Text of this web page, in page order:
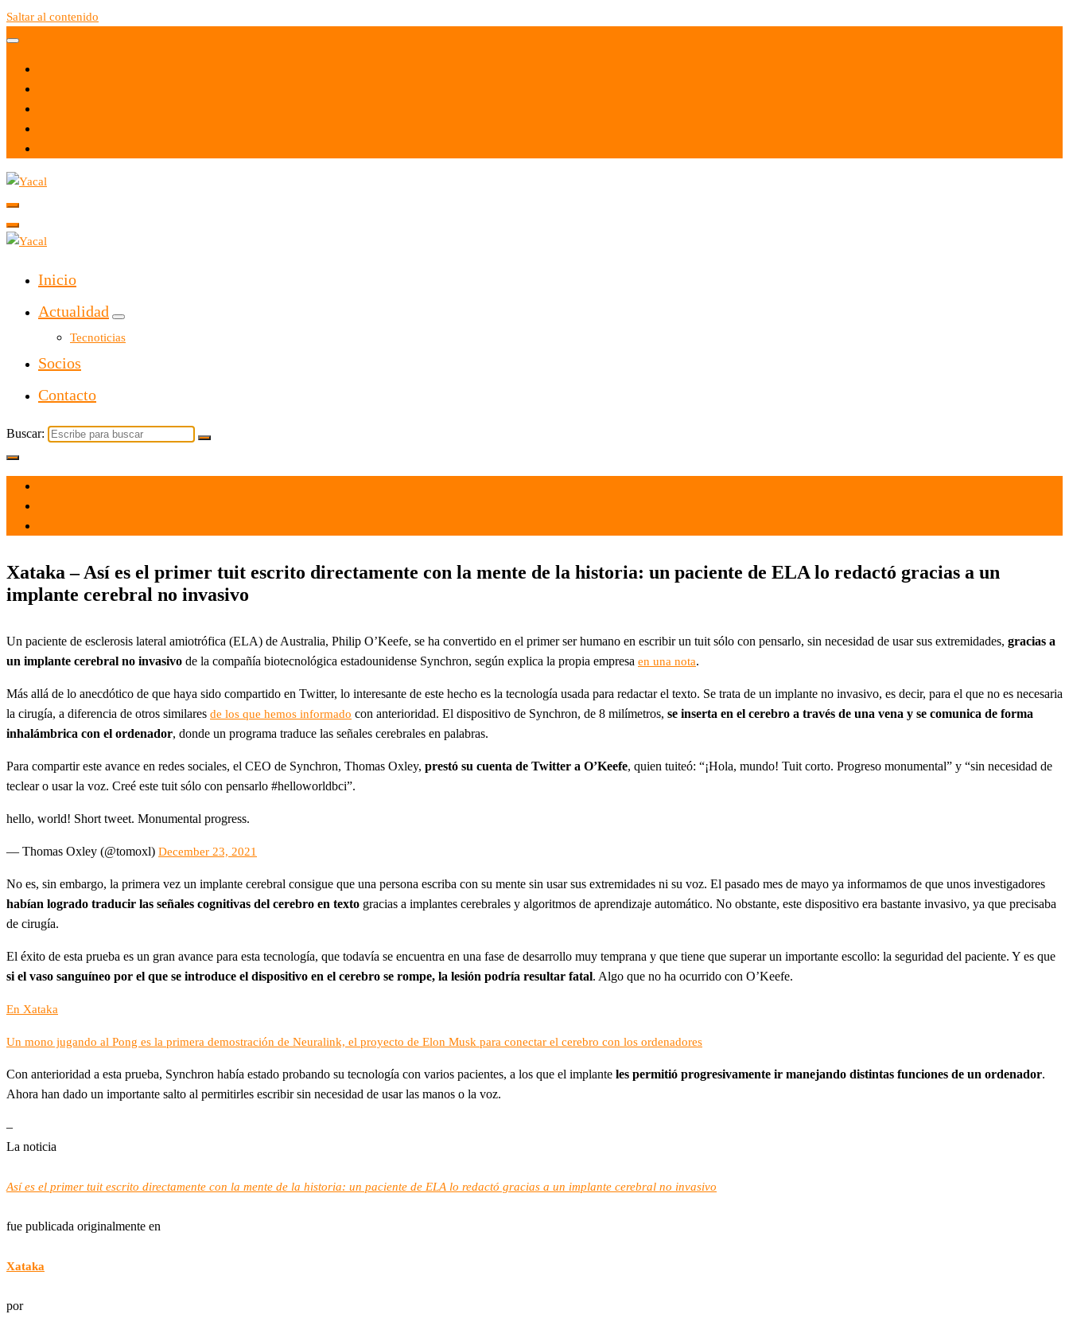
Saltar al contenido
Yacal micro hosting
Inicio
Actualidad
Tecnoticias
Socios
Contacto
Buscar:
Xataka – Así es el primer tuit escrito directamente con la mente de la historia: un paciente de ELA lo redactó gracias a un
implante cerebral no invasivo
Un paciente de esclerosis lateral amiotrófica (ELA) de Australia, Philip O’Keefe, se ha convertido en el primer ser humano en escribir un tuit sólo con pensarlo, sin necesidad de usar sus extremidades, gracias a
un implante cerebral no invasivo de la compañía biotecnológica estadounidense Synchron, según explica la propia empresa en una nota.
Más allá de lo anecdótico de que haya sido compartido en Twitter, lo interesante de este hecho es la tecnología usada para redactar el texto. Se trata de un implante no invasivo, es decir, para el que no es necesaria
la cirugía, a diferencia de otros similares de los que hemos informado con anterioridad. El dispositivo de Synchron, de 8 milímetros, se inserta en el cerebro a través de una vena y se comunica de forma
inhalámbrica con el ordenador, donde un programa traduce las señales cerebrales en palabras.
Para compartir este avance en redes sociales, el CEO de Synchron, Thomas Oxley, prestó su cuenta de Twitter a O’Keefe, quien tuiteó: “¡Hola, mundo! Tuit corto. Progreso monumental” y “sin necesidad de
teclear o usar la voz. Creé este tuit sólo con pensarlo #helloworldbci”.
hello, world! Short tweet. Monumental progress.
— Thomas Oxley (@tomoxl) December 23, 2021
No es, sin embargo, la primera vez un implante cerebral consigue que una persona escriba con su mente sin usar sus extremidades ni su voz. El pasado mes de mayo ya informamos de que unos investigadores
habían logrado traducir las señales cognitivas del cerebro en texto gracias a implantes cerebrales y algoritmos de aprendizaje automático. No obstante, este dispositivo era bastante invasivo, ya que precisaba
de cirugía.
El éxito de esta prueba es un gran avance para esta tecnología, que todavía se encuentra en una fase de desarrollo muy temprana y que tiene que superar un importante escollo: la seguridad del paciente. Y es que
si el vaso sanguíneo por el que se introduce el dispositivo en el cerebro se rompe, la lesión podría resultar fatal. Algo que no ha ocurrido con O’Keefe.
En Xataka
Un mono jugando al Pong es la primera demostración de Neuralink, el proyecto de Elon Musk para conectar el cerebro con los ordenadores
Con anterioridad a esta prueba, Synchron había estado probando su tecnología con varios pacientes, a los que el implante les permitió progresivamente ir manejando distintas funciones de un ordenador.
Ahora han dado un importante salto al permitirles escribir sin necesidad de usar las manos o la voz.
–
La noticia
Así es el primer tuit escrito directamente con la mente de la historia: un paciente de ELA lo redactó gracias a un implante cerebral no invasivo
fue publicada originalmente en
Xataka
por